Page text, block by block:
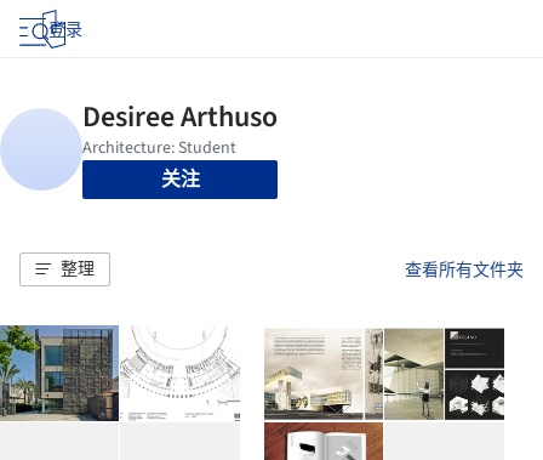
登录
关注
整理 查看所有文件夹